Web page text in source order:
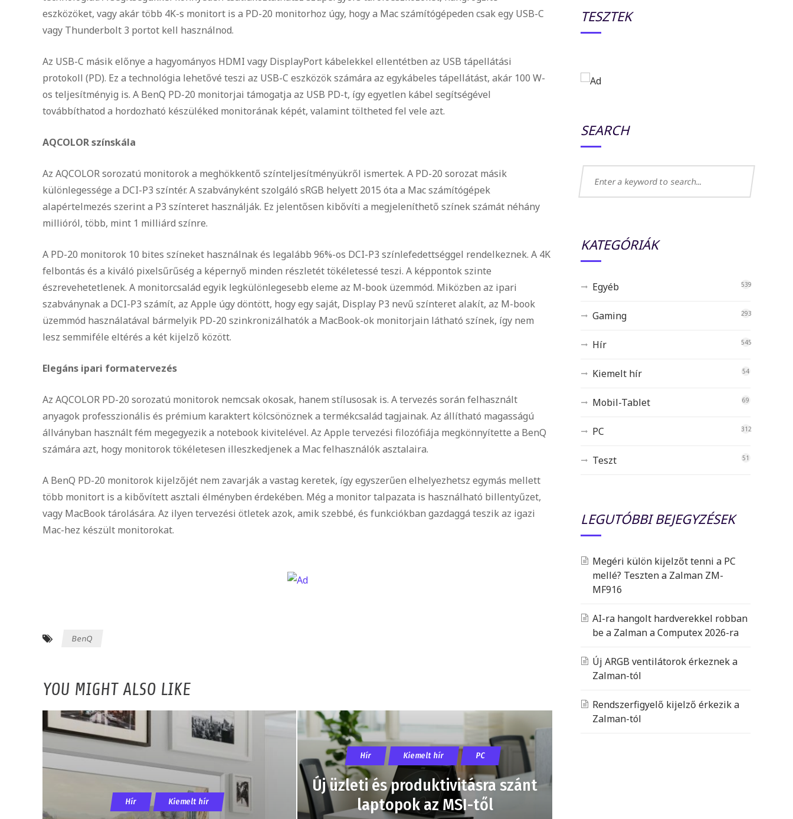
eszközöket, vagy akár több 4K-s monitort is a PD-20 monitorhoz úgy, hogy a Mac számítógépeden csak egy USB-C
vagy Thunderbolt 3 portot kell használnod.
Az USB-C másik előnye a hagyományos HDMI vagy DisplayPort kábelekkel ellentétben az USB tápellátási
protokoll (PD). Ez a technológia lehetővé teszi az USB-C eszközök számára az egykábeles tápellátást, akár 100 W-
os teljesítményig is. A BenQ PD-20 monitorjai támogatja az USB PD-t, így egyetlen kábel segítségével
továbbíthatod a hordozható készüléked monitorának képét, valamint töltheted fel vele azt.
AQCOLOR színskála
Az AQCOLOR sorozatú monitorok a meghökkentő színteljesítményükről ismertek. A PD-20 sorozat másik
különlegessége a DCI-P3 színtér. A szabványként szolgáló sRGB helyett 2015 óta a Mac számítógépek
alapértelmezés szerint a P3 színteret használják. Ez jelentősen kibővíti a megjeleníthető színek számát néhány
millióról, több, mint 1 milliárd színre.
A PD-20 monitorok 10 bites színeket használnak és legalább 96%-os DCI-P3 színlefedettséggel rendelkeznek. A 4K
felbontás és a kiváló pixelsűrűség a képernyő minden részletét tökéletessé teszi. A képpontok szinte
észrevehetetlenek. A monitorcsalád egyik legkülönlegesebb eleme az M-book üzemmód. Miközben az ipari
szabványnak a DCI-P3 számít, az Apple úgy döntött, hogy egy saját, Display P3 nevű színteret alakít, az M-book
üzemmód használatával bármelyik PD-20 szinkronizálhatók a MacBook-ok monitorjain látható színek, így nem
lesz semmiféle eltérés a két kijelző között.
Elegáns ipari formatervezés
Az AQCOLOR PD-20 sorozatú monitorok nemcsak okosak, hanem stílusosak is. A tervezés során felhasznált
anyagok professzionális és prémium karaktert kölcsönöznek a termékcsalád tagjainak. Az állítható magasságú
állványban használt fém megegyezik a notebook kivitelével. Az Apple tervezési filozófiája megkönnyítette a BenQ
számára azt, hogy monitorok tökéletesen illeszkedjenek a Mac felhasználók asztalaira.
A BenQ PD-20 monitorok kijelzőjét nem zavarják a vastag keretek, így egyszerűen elhelyezhetsz egymás mellett
több monitort is a kibővített asztali élményben érdekében. Még a monitor talpazata is használható billentyűzet,
vagy MacBook tárolására. Az ilyen tervezési ötletek azok, amik szebbé, és funkciókban gazdaggá teszik az igazi
Mac-hez készült monitorokat.
BenQ
YOU MIGHT ALSO LIKE
Hír Kiemelt hír
Hír Kiemelt hír PC
Új üzleti és produktivitásra szánt
laptopok az MSI-től
TESZTEK
SEARCH
KATEGÓRIÁK
Egyéb 539
Gaming 293
Hír 545
Kiemelt hír 54
Mobil-Tablet 69
PC 312
Teszt 51
LEGUTÓBBI BEJEGYZÉSEK
Megéri külön kijelzőt tenni a PC
mellé? Teszten a Zalman ZM-
MF916
AI-ra hangolt hardverekkel robban
be a Zalman a Computex 2026-ra
Új ARGB ventilátorok érkeznek a
Zalman-tól
Rendszerfigyelő kijelző érkezik a
Zalman-tól